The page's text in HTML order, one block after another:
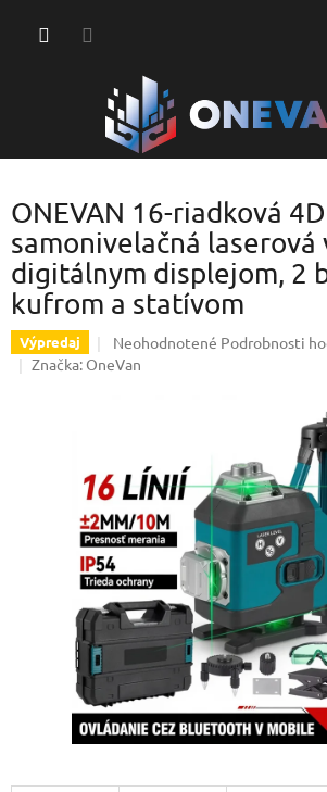
ONEVAN 16-riadková 4D
samonivelačná laserová
digitálnym displejom, 2
kufrom a statívom
Výpredaj
Priemerné
hodnotenie
hviezdičiek.
Neohodnotené Podrobnosti
Značka: OneVan